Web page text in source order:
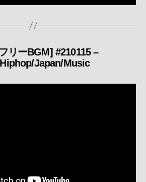
カ
テ
リ
リーBGM] #210115 –
Japan/Music